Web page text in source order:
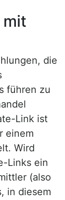
mit
die
führen zu
Link ist
einem
Wird
Links ein
(also
in diesem